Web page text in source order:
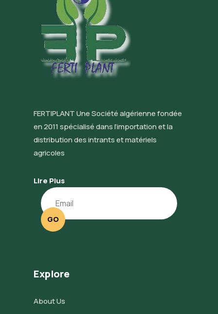
FERTIPLANT Une Société algérienne fondée
en 2011 spécialisé dans l’importation et la
distribution des intrants et matériels
agricoles
Lire Plus
GO
Explore
About Us